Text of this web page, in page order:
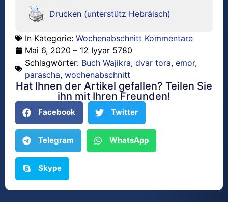
Drucken (unterstütz Hebräisch)
In Kategorie: Wochenabschnitt Kommentare
Mai 6, 2020 – 12 Iyyar 5780
Schlagwörter: Buch Wajikra, dvar tora, emor,
parascha, wochenabschnitt
Hat Ihnen der Artikel gefallen? Teilen Sie
ihn mit Ihren Freunden!
Facebook Twitter
Telegram WhatsApp
Skype